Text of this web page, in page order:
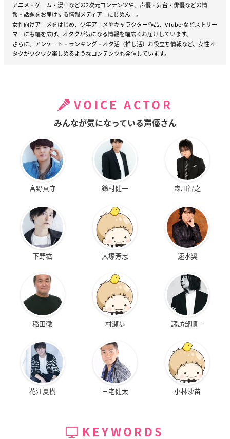
アニメ・ゲーム・漫画などの2次元コンテンツや、声優・舞台・俳優などの情
報・話題をお届けする情報メディア「にじめん」。
女性向けアニメをはじめ、少年アニメやキャラクター作品、VTuberなどストリー
マーにも幅を広げ、オタクが気になる情報を幅広くお届けしています。
さらに、アンケート・ランキング・オタ活（推し活）お役立ち情報など、女性オ
タクがワクワク楽しめるようなコンテンツも発信しています。
VOICE ACTOR
みんなが気になっている声優さん
宮野真守 鈴村健一 森川智之
下野紘 大塚芳忠 速水奨
稲田徹 村瀬歩 諏訪部順一
花江夏樹 三宅健太 小林沙苗
KEYWORDS